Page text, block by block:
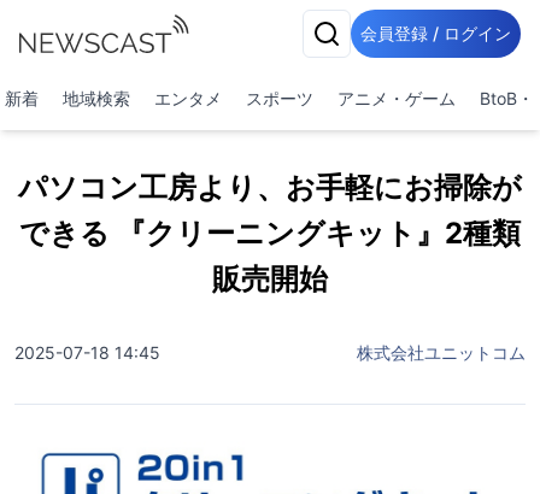
会員登録 / ログイン
新着 地域検索 エンタメ スポーツ アニメ・ゲーム BtoB・
パソコン工房より、お手軽にお掃除が
できる 『クリーニングキット』2種類
販売開始
2025-07-18 14:45 株式会社ユニットコム